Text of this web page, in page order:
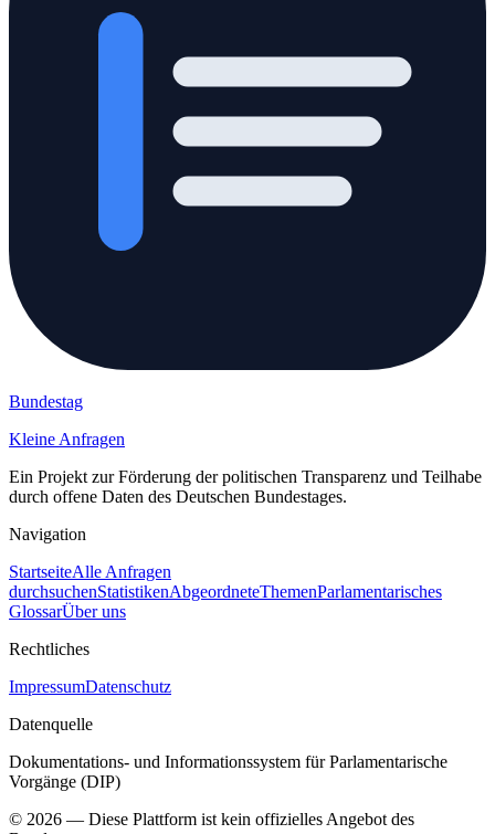
Bundestag
Kleine Anfragen
Ein Projekt zur Förderung der politischen Transparenz und Teilhabe
durch offene Daten des Deutschen Bundestages.
Navigation
StartseiteAlle Anfragen
durchsuchenStatistikenAbgeordneteThemenParlamentarisches
GlossarÜber uns
Rechtliches
ImpressumDatenschutz
Datenquelle
Dokumentations- und Informationssystem für Parlamentarische
Vorgänge (DIP)
© 2026 — Diese Plattform ist kein offizielles Angebot des